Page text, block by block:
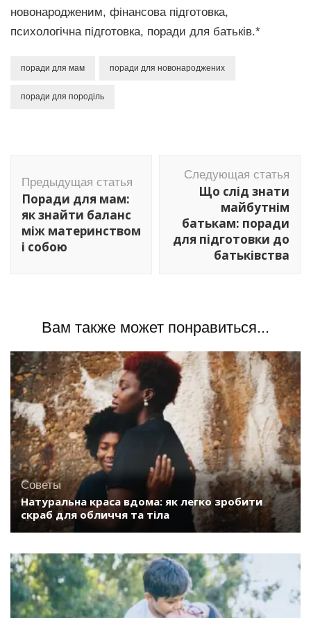
новонародженим, фінансова підготовка,
психологічна підготовка, поради для батьків.*
поради для мам поради для новонароджених
поради для породіль
по
записям
Предыдущая статья
Поради для мам:
як знайти баланс
між материнством
і собою
Следующая статья
Що слід знати
майбутнім
батькам: поради
для підготовки до
батьківства
Вам также может понравиться...
Советы
Натуральна краса вдома: як легко зробити
скраб для обличчя та тіла